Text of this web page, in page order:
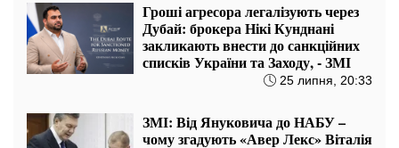
Гроші агресора легалізують через
Дубай: брокера Нікі Кунднані
закликають внести до санкційних
списків України та Заходу, - ЗМІ
25 липня, 20:33
ЗМІ: Від Януковича до НАБУ –
чому згадують «Авер Лекс» Віталія